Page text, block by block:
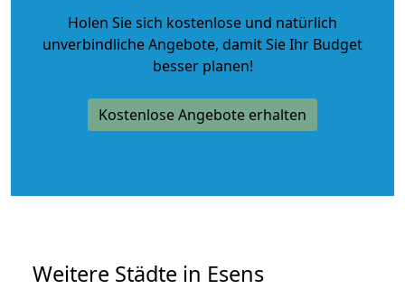
Holen Sie sich kostenlose und natürlich
unverbindliche Angebote, damit Sie Ihr Budget
besser planen!
Kostenlose Angebote erhalten
Weitere Städte in Esens